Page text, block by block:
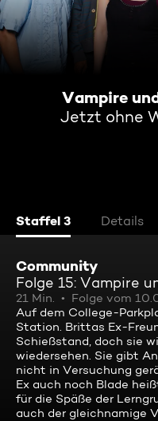
Vampire
Jetzt ohne
Staffel 3 Details
Community
Folge 15: Vampire
21 Min.
Folge vom
Auf dem College-
Station. Brittas Ex-
Schießstand, doch sie
wiedersehen. Sie gibt
nicht in Versuchung
Ex auch noch Blade
für die Späße der
auch der gleichnamige